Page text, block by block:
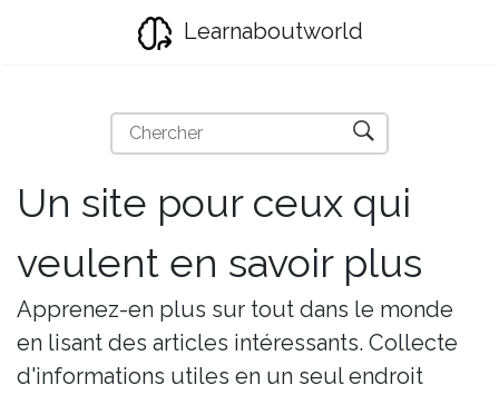
Learnaboutworld
Un site pour ceux qui
veulent en savoir plus
Apprenez-en plus sur tout dans le monde
en lisant des articles intéressants. Collecte
d'informations utiles en un seul endroit